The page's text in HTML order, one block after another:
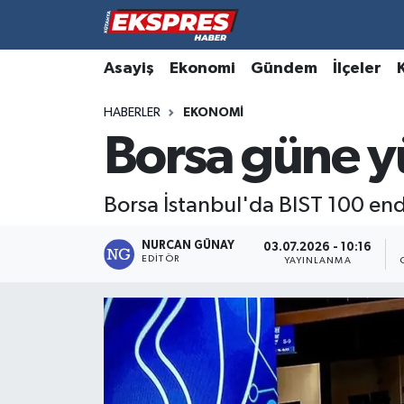
Asayiş Ekonomi Gündem İlçeler
HABERLER EKONOMI
Borsa güne
Borsa İstanbul'da BIST 100
NURCAN GÜNAY
EDITÖR
03.07.2026 - 10:16
YAYINLANMA
Altıntaş
Aslanapa
Biyografiler
Çavdarhisar
Dumlupınar
Hava Durumu
Trafik Durumu
Süper Lig Puan Durumu ve Fikstür
Tüm Manşetler
Son Dakika Haberleri
Haber Arşivi